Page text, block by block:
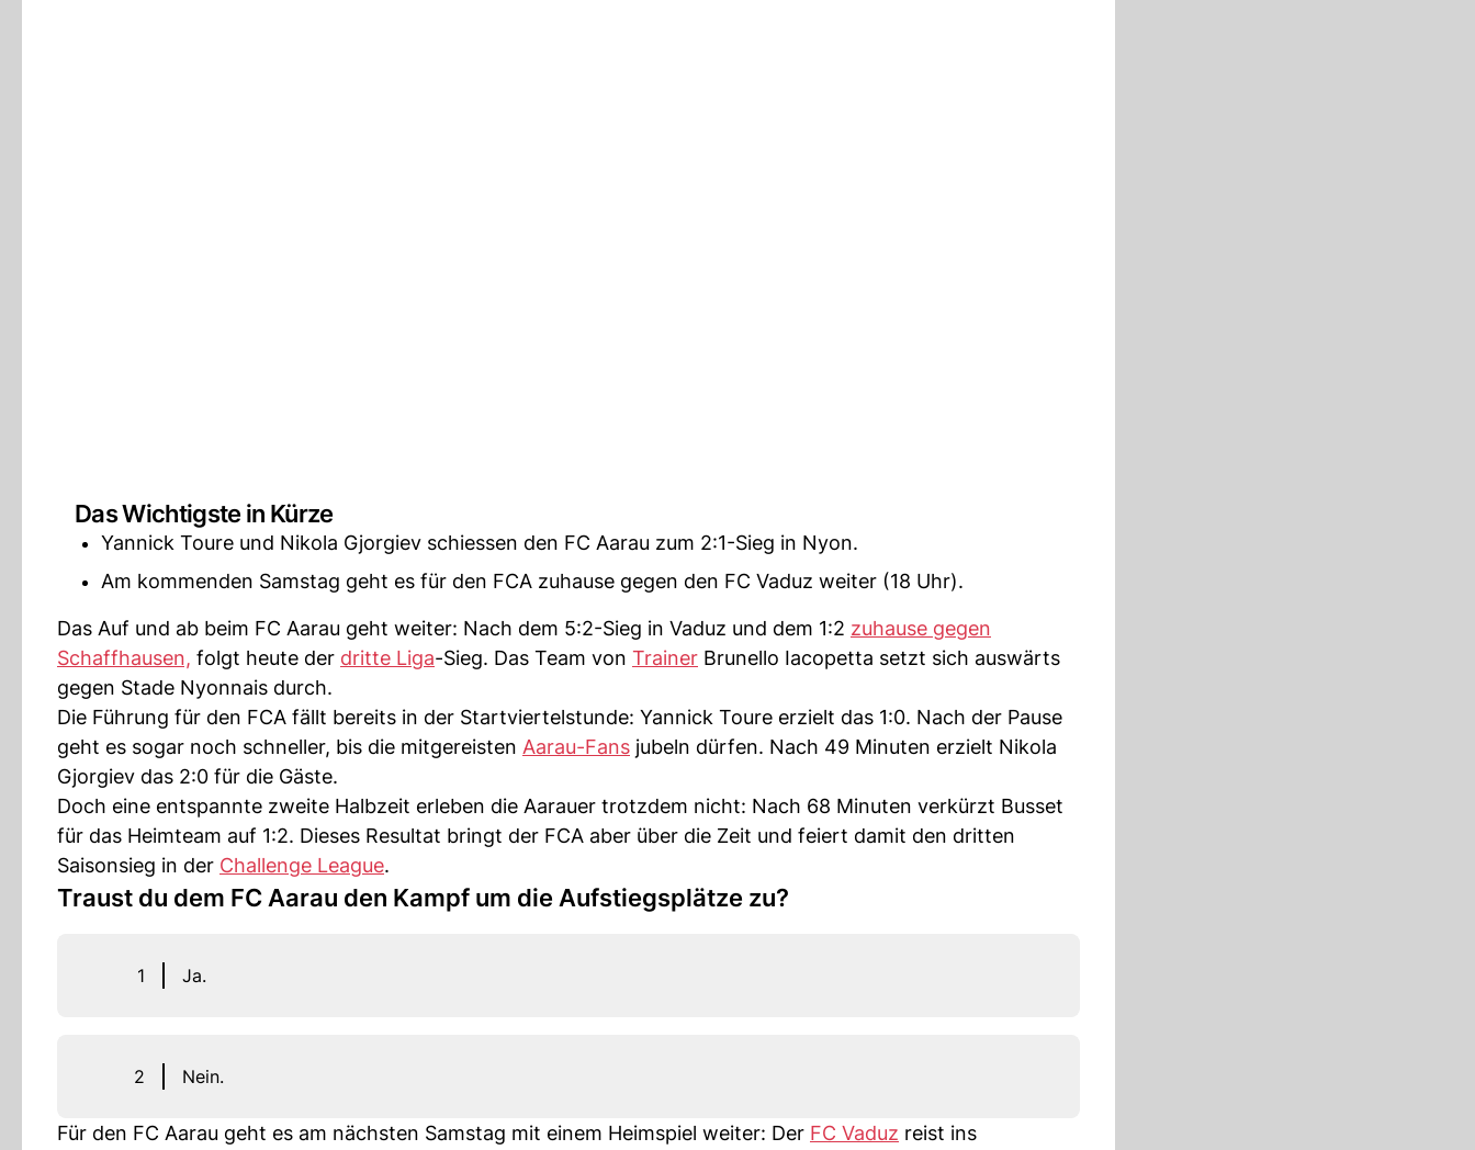
Das Wichtigste in Kürze
Yannick Toure und Nikola Gjorgiev schiessen den FC Aarau zum 2:1-Sieg in Nyon.
Am kommenden Samstag geht es für den FCA zuhause gegen den FC Vaduz weiter (18 Uhr).
Das Auf und ab beim FC Aarau geht weiter: Nach dem 5:2-Sieg in Vaduz und dem 1:2 zuhause gegen
Schaffhausen, folgt heute der dritte Liga-Sieg. Das Team von Trainer Brunello Iacopetta setzt sich auswärts
gegen Stade Nyonnais durch.
Die Führung für den FCA fällt bereits in der Startviertelstunde: Yannick Toure erzielt das 1:0. Nach der Pause
geht es sogar noch schneller, bis die mitgereisten Aarau-Fans jubeln dürfen. Nach 49 Minuten erzielt Nikola
Gjorgiev das 2:0 für die Gäste.
Doch eine entspannte zweite Halbzeit erleben die Aarauer trotzdem nicht: Nach 68 Minuten verkürzt Busset
für das Heimteam auf 1:2. Dieses Resultat bringt der FCA aber über die Zeit und feiert damit den dritten
Saisonsieg in der Challenge League.
Traust du dem FC Aarau den Kampf um die Aufstiegsplätze zu?
1 Ja.
2 Nein.
Für den FC Aarau geht es am nächsten Samstag mit einem Heimspiel weiter: Der FC Vaduz reist ins